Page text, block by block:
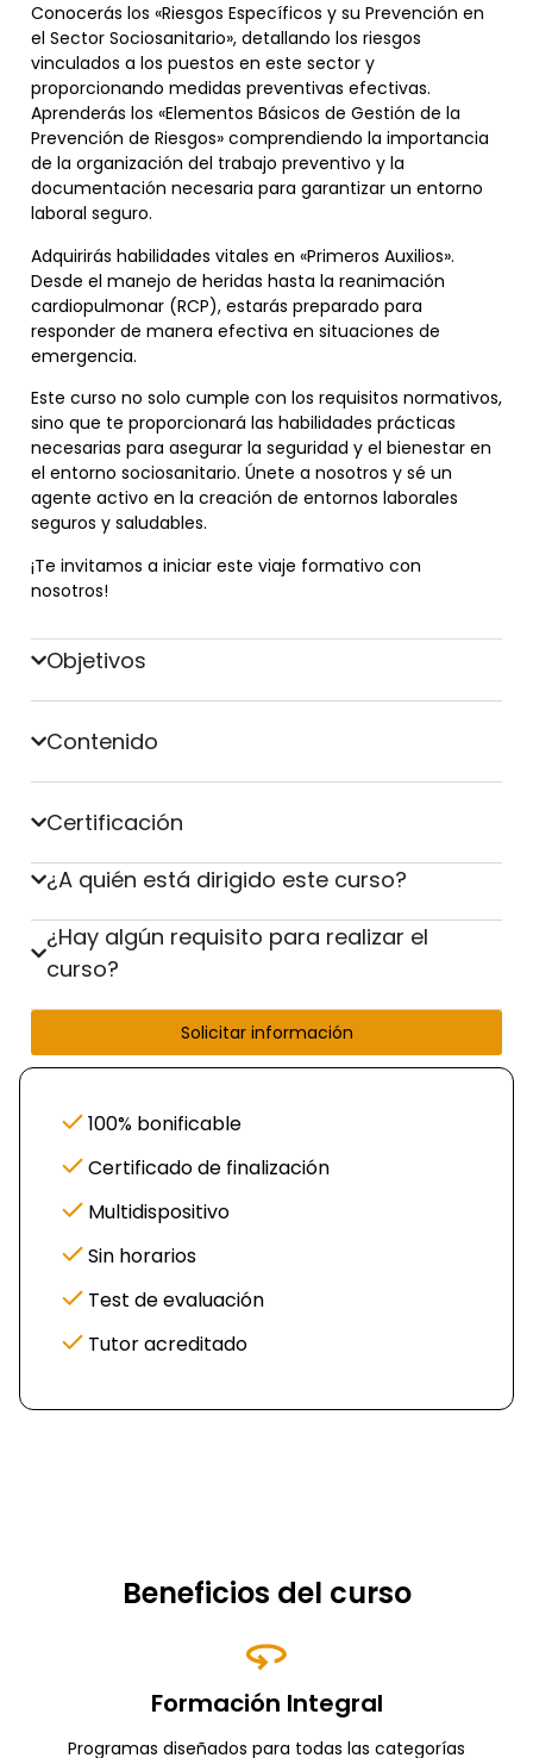
Conocerás los «Riesgos Específicos y su Prevención en
el Sector Sociosanitario», detallando los riesgos
vinculados a los puestos en este sector y
proporcionando medidas preventivas efectivas.
Aprenderás los «Elementos Básicos de Gestión de la
Prevención de Riesgos» comprendiendo la importancia
de la organización del trabajo preventivo y la
documentación necesaria para garantizar un entorno
laboral seguro.
Adquirirás habilidades vitales en «Primeros Auxilios».
Desde el manejo de heridas hasta la reanimación
cardiopulmonar (RCP), estarás preparado para
responder de manera efectiva en situaciones de
emergencia.
Este curso no solo cumple con los requisitos normativos,
sino que te proporcionará las habilidades prácticas
necesarias para asegurar la seguridad y el bienestar en
el entorno sociosanitario. Únete a nosotros y sé un
agente activo en la creación de entornos laborales
seguros y saludables.
¡Te invitamos a iniciar este viaje formativo con
nosotros!
Objetivos
Contenido
Certificación
¿A quién está dirigido este curso?
¿Hay algún requisito para realizar el
curso?
Solicitar información
100% bonificable
Certificado de finalización
Multidispositivo
Sin horarios
Test de evaluación
Tutor acreditado
Beneficios del curso
Formación Integral
Programas diseñados para todas las categorías